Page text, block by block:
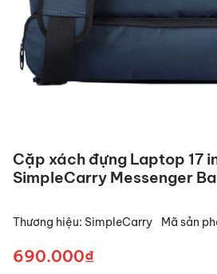
Cặp xách đựng Laptop 17
SimpleCarry Messenger
Thương hiệu: SimpleCarry Mã sản
690.000₫